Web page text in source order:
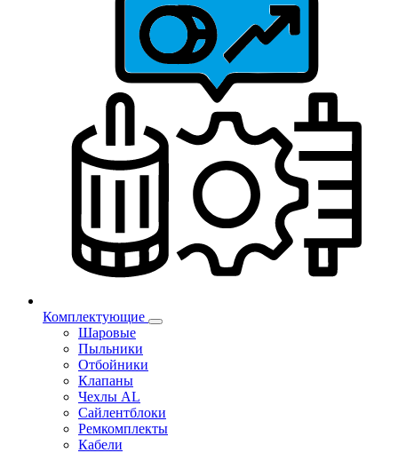
Комплектующие
Шаровые
Пыльники
Отбойники
Клапаны
Чехлы AL
Сайлентблоки
Ремкомплекты
Кабели